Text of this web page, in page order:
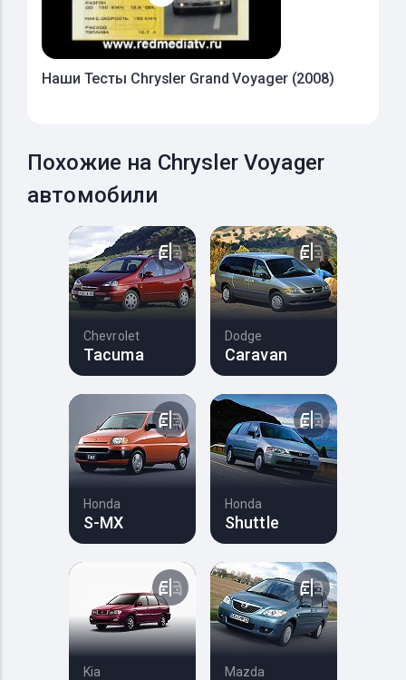
Наши Тесты Chrysler Grand Voyager (2008)
Похожие на Chrysler Voyager
автомобили
Chevrolet
Tacuma
Dodge
Caravan
Honda
S-MX
Honda
Shuttle
Kia Mazda